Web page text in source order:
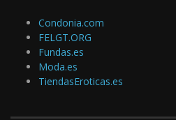
Condonia.com
FELGT.ORG
Fundas.es
Moda.es
TiendasEroticas.es